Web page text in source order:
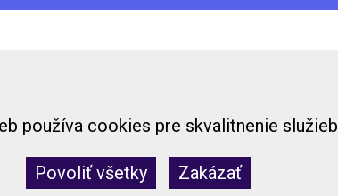
používa cookies pre skvalitnenie
Povoliť všetky Zakázať